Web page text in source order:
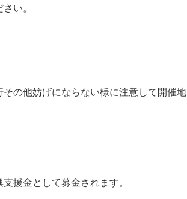
い。
の他妨げにならない様に注意して開催地
援金として募金されます。